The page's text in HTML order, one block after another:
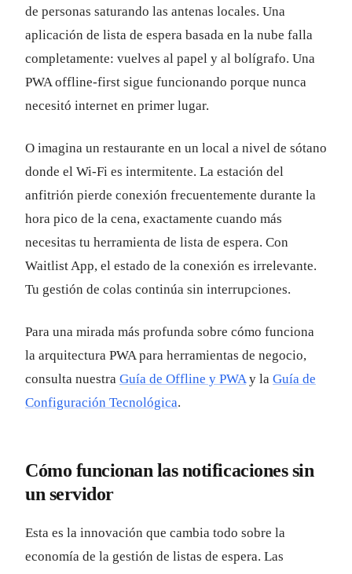
de personas saturando las antenas locales. Una
aplicación de lista de espera basada en la nube falla
completamente: vuelves al papel y al bolígrafo. Una
PWA offline-first sigue funcionando porque nunca
necesitó internet en primer lugar.
O imagina un restaurante en un local a nivel de sótano
donde el Wi-Fi es intermitente. La estación del
anfitrión pierde conexión frecuentemente durante la
hora pico de la cena, exactamente cuando más
necesitas tu herramienta de lista de espera. Con
Waitlist App, el estado de la conexión es irrelevante.
Tu gestión de colas continúa sin interrupciones.
Para una mirada más profunda sobre cómo funciona
la arquitectura PWA para herramientas de negocio,
consulta nuestra Guía de Offline y PWAy la Guía de
Configuración Tecnológica.
Cómo funcionan las notificaciones sin
un servidor
Esta es la innovación que cambia todo sobre la
economía de la gestión de listas de espera. Las